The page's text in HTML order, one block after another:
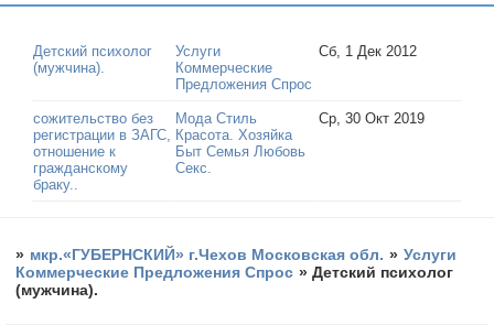
Детский психолог
(мужчина).
Услуги
Коммерческие
Предложения Спрос
Сб, 1 Дек 2012
сожительство без
регистрации в ЗАГС,
отношение к
гражданскому
браку..
Мода Стиль
Красота. Хозяйка
Быт Семья Любовь
Секс.
Ср, 30 Окт 2019
» мкр.«ГУБЕРНСКИЙ» г.Чехов Московская обл. » Услуги
Коммерческие Предложения Спрос »Детский психолог
(мужчина).